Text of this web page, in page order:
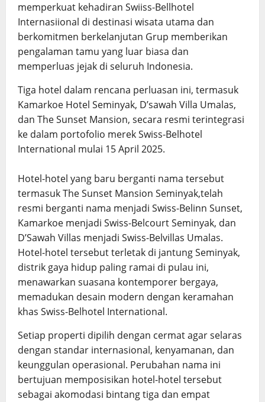
memperkuat kehadiran Swiiss-Bellhotel
Internasiional di destinasi wisata utama dan
berkomitmen berkelanjutan Grup memberikan
pengalaman tamu yang luar biasa dan
memperluas jejak di seluruh Indonesia.
Tiga hotel dalam rencana perluasan ini, termasuk
Kamarkoe Hotel Seminyak, D’sawah Villa Umalas,
dan The Sunset Mansion, secara resmi terintegrasi
ke dalam portofolio merek Swiss-Belhotel
International mulai 15 April 2025.
Hotel-hotel yang baru berganti nama tersebut
termasuk The Sunset Mansion Seminyak,telah
resmi berganti nama menjadi Swiss-Belinn Sunset,
Kamarkoe menjadi Swiss-Belcourt Seminyak, dan
D’Sawah Villas menjadi Swiss-Belvillas Umalas.
Hotel-hotel tersebut terletak di jantung Seminyak,
distrik gaya hidup paling ramai di pulau ini,
menawarkan suasana kontemporer bergaya,
memadukan desain modern dengan keramahan
khas Swiss-Belhotel International.
Setiap properti dipilih dengan cermat agar selaras
dengan standar internasional, kenyamanan, dan
keunggulan operasional. Perubahan nama ini
bertujuan memposisikan hotel-hotel tersebut
sebagai akomodasi bintang tiga dan empat